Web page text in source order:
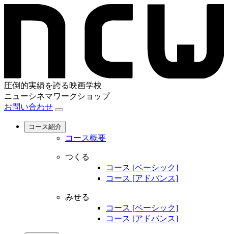
圧倒的実績を誇る映画学校
ニューシネマワークショップ
お問い合わせ
コース紹介
コース概要
つくる
コース [ベーシック]
コース [アドバンス]
みせる
コース [ベーシック]
コース [アドバンス]